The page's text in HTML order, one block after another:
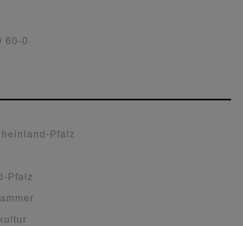
60-0
Pfalz
Pfalz